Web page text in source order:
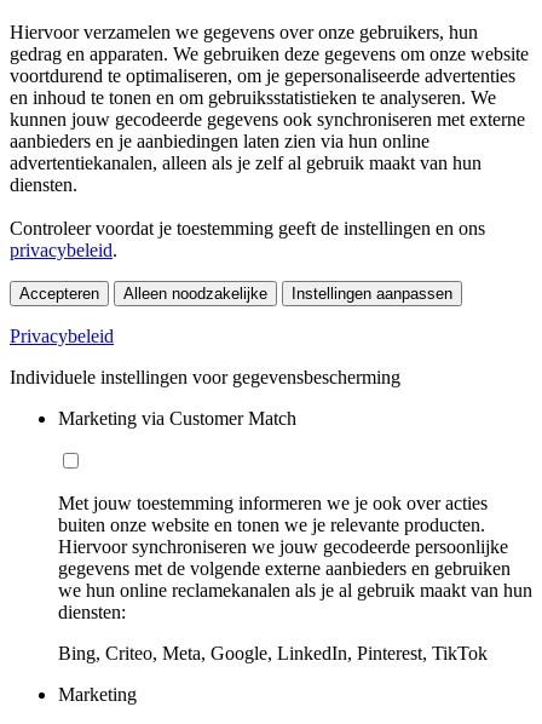
Hiervoor verzamelen we gegevens over onze gebruikers, hun
gedrag en apparaten. We gebruiken deze gegevens om onze website
voortdurend te optimaliseren, om je gepersonaliseerde advertenties
en inhoud te tonen en om gebruiksstatistieken te analyseren. We
kunnen jouw gecodeerde gegevens ook synchroniseren met externe
aanbieders en je aanbiedingen laten zien via hun online
advertentiekanalen, alleen als je zelf al gebruik maakt van hun
diensten.
Controleer voordat je toestemming geeft de instellingen en ons
privacybeleid.
Accepteren Alleen noodzakelijke Instellingen aanpassen
Privacybeleid
Individuele instellingen voor gegevensbescherming
Marketing via Customer Match
Met jouw toestemming informeren we je ook over acties
buiten onze website en tonen we je relevante producten.
Hiervoor synchroniseren we jouw gecodeerde persoonlijke
gegevens met de volgende externe aanbieders en gebruiken
we hun online reclamekanalen als je al gebruik maakt van hun
diensten:
Bing, Criteo, Meta, Google, LinkedIn, Pinterest, TikTok
Marketing